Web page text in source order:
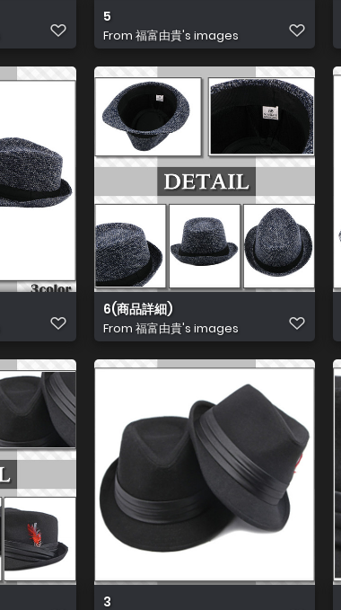
5
From 福富由貴's images
6(商品詳細)
From 福富由貴's images
3